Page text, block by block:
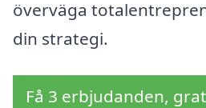
överväga
din strategi.
Få 3 erbjudanden,